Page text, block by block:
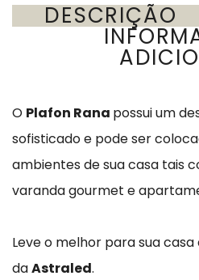
DESCRIÇÃO
O Plafon Rana possui um
sofisticado e pode ser
ambientes de sua casa tais
varanda gourmet e
Leve o melhor para sua
daAstraled.